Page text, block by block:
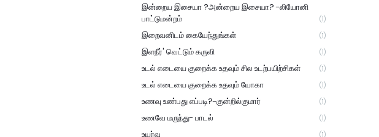
இன்றைய இசையா ?அன்றைய இசையா? -லியோனி
பாட்டுமன்றம்
(1)
இறைவனிடம் கையேந்துங்கள் (1)
இளநீர்' வெட்டும் கருவி (1)
உடல் எடையை குறைக்க உதவும் சில உடற்பயிற்சிகள் (1)
உடல் எடையை குறைக்க உதவும் யோகா (1)
உணவு உண்பது எப்படி?-குன்றில்குமார் (1)
உணவே மருந்து- பாடல் (1)
உயர்வு (1)